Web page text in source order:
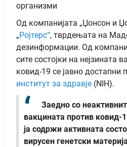
организми
Од компанијата „Џонсон и
„Ројтерс“, тврдењата на
дезинформации. Од
сите состојки на нејзината
ковид-19 се јавно достапни
институт за здравје (NIH).
Заедно со
вакцината против ковид-
ја содржи активната
вирусен генетски